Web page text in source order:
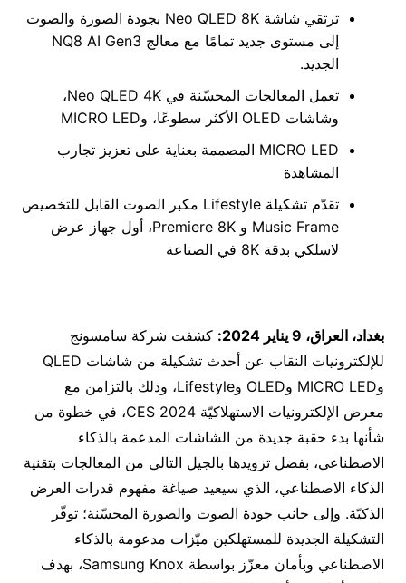
ترتقي شاشة Neo QLED 8K بجودة الصورة والصوت
إلى مستوى جديد تمامًا مع معالج NQ8 AI Gen3
الجديد.
تعمل المعالجات المحسّنة في Neo QLED 4K،
وشاشات OLED الأكثر سطوعًا، وMICRO LED
MICRO LED المصممة بعناية على تعزيز تجارب
المشاهدة
تقدّم تشكيلة Lifestyle مكبر الصوت القابل للتخصيص
Music Frame و Premiere 8K، أول جهاز عرض
لاسلكي بدقة 8K في الصناعة
بغداد، العراق، 9 يناير 2024:
كشفت شركة سامسونج
للإلكترونيات النقاب عن أحدث تشكيلة من شاشات QLED
وMICRO LED وOLED وLifestyle، وذلك بالتزامن مع
معرض الإلكترونيات الاستهلاكيّة CES 2024، في خطوة من
شأنها بدء حقبة جديدة من الشاشات المدعمة بالذكاء
الاصطناعي، بفضل تزويدها بالجيل التالي من المعالجات بتقنية
الذكاء الاصطناعي، الذي سيعيد صياغة مفهوم قدرات العرض
الذكيّة. وإلى جانب جودة الصوت والصورة المحسّنة؛ توفّر
التشكيلة الجديدة للمستهلكين ميّزات مدعومة بالذكاء
الاصطناعي وبأمان معزّز بواسطة Samsung Knox، بهدف